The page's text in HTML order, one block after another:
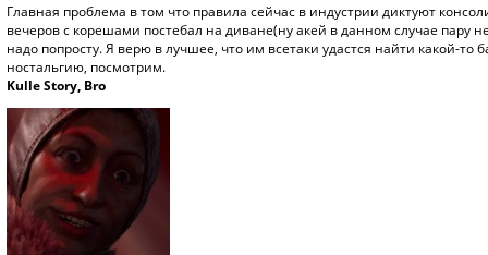
Главная проблема в том что правила сейчас в индустрии диктуют
вечеров с корешами постебал на диване(ну акей в данном случае
надо попросту. Я верю в лучшее, что им всетаки удастся найти какой-
ностальгию, посмотрим.
Kulle Story, Bro